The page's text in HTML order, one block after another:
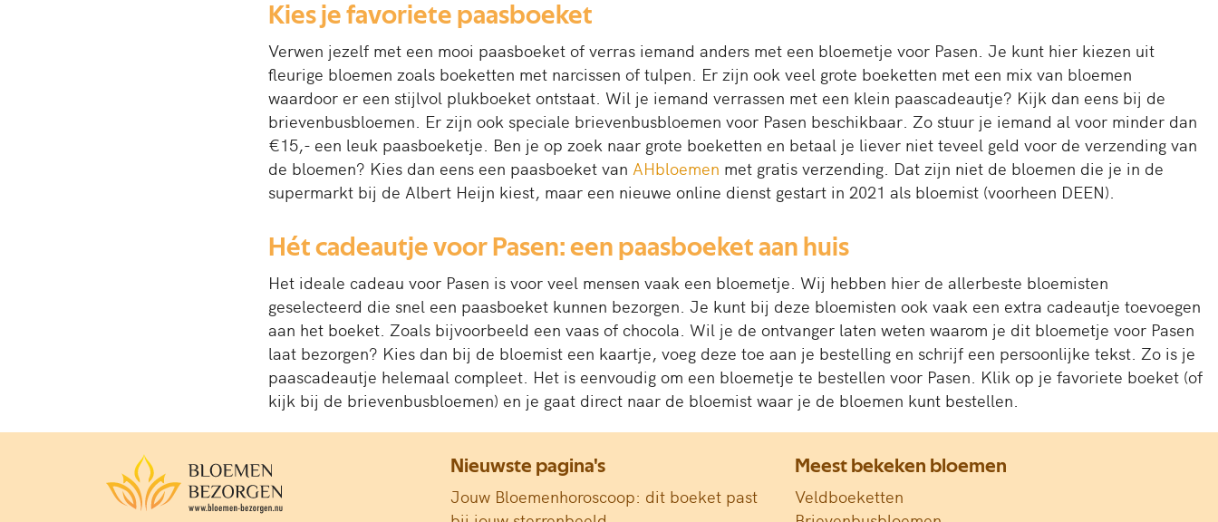
Kies je favoriete paasboeket
Verwen jezelf met een mooi paasboeket of verras iemand anders met een bloemetje voor Pasen. Je kunt hier kiezen uit
fleurige bloemen zoals boeketten met narcissen of tulpen. Er zijn ook veel grote boeketten met een mix van bloemen
waardoor er een stijlvol plukboeket ontstaat. Wil je iemand verrassen met een klein paascadeautje? Kijk dan eens bij de
brievenbusbloemen. Er zijn ook speciale brievenbusbloemen voor Pasen beschikbaar. Zo stuur je iemand al voor minder dan
€15,- een leuk paasboeketje. Ben je op zoek naar grote boeketten en betaal je liever niet teveel geld voor de verzending van
de bloemen? Kies dan eens een paasboeket van AHbloemen met gratis verzending. Dat zijn niet de bloemen die je in de
supermarkt bij de Albert Heijn kiest, maar een nieuwe online dienst gestart in 2021 als bloemist (voorheen DEEN).
Hét cadeautje voor Pasen: een paasboeket aan huis
Het ideale cadeau voor Pasen is voor veel mensen vaak een bloemetje. Wij hebben hier de allerbeste bloemisten
geselecteerd die snel een paasboeket kunnen bezorgen. Je kunt bij deze bloemisten ook vaak een extra cadeautje toevoegen
aan het boeket. Zoals bijvoorbeeld een vaas of chocola. Wil je de ontvanger laten weten waarom je dit bloemetje voor Pasen
laat bezorgen? Kies dan bij de bloemist een kaartje, voeg deze toe aan je bestelling en schrijf een persoonlijke tekst. Zo is je
paascadeautje helemaal compleet. Het is eenvoudig om een bloemetje te bestellen voor Pasen. Klik op je favoriete boeket (of
kijk bij de brievenbusbloemen) en je gaat direct naar de bloemist waar je de bloemen kunt bestellen.
Nieuwste pagina's
Jouw Bloemenhoroscoop: dit boeket past
Meest bekeken bloemen
Veldboeketten